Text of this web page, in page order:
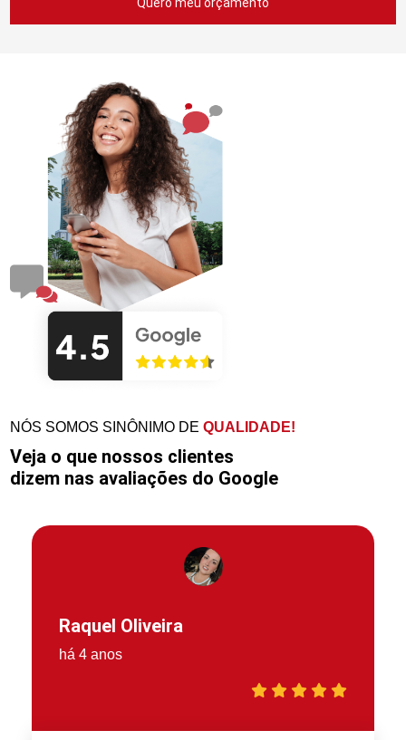
NÓS SOMOS SINÔNIMO DEQUALIDADE!
Veja o que nossos clientes
dizem nas avaliações do Google
Raquel Oliveira
há 4 anos